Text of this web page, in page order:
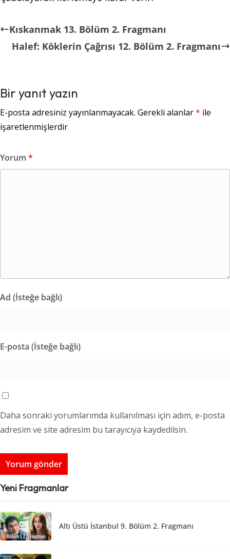
Kıskanmak 13. Bölüm 2. Fragmanı
Halef: Köklerin Çağrısı 12. Bölüm 2. Fragmanı
Bir yanıt yazın
E-posta adresiniz yayınlanmayacak. Gerekli alanlar* ile
işaretlenmişlerdir
Yorum *
Ad (İsteğe bağlı)
E-posta (İsteğe bağlı)
Daha sonraki yorumlarımda kullanılması için adım, e-posta
adresim ve site adresim bu tarayıcıya kaydedilsin.
Yeni Fragmanlar
Altı Üstü İstanbul 9. Bölüm 2. Fragmanı